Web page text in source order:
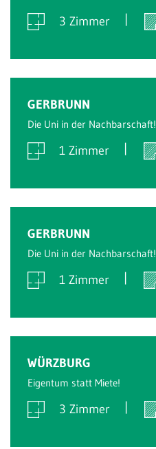
3 Zimmer
GERBRUNN
Die Uni in der Nachbarschaft!
1 Zimmer
GERBRUNN
Die Uni in der Nachbarschaft!
1 Zimmer
WÜRZBURG
Eigentum statt Miete!
3 Zimmer